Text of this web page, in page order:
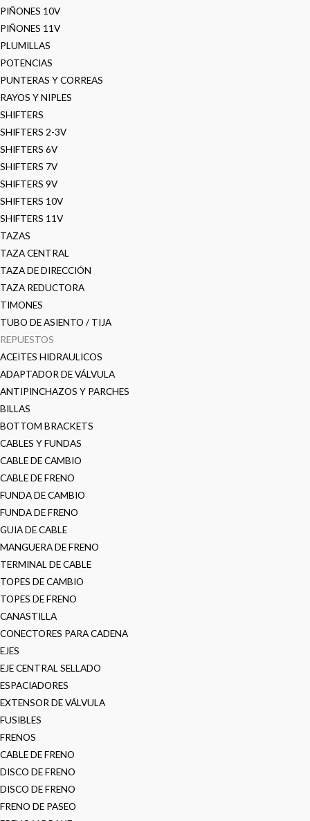
PIÑONES 10V
PIÑONES 11V
PLUMILLAS
POTENCIAS
PUNTERAS Y CORREAS
RAYOS Y NIPLES
SHIFTERS
SHIFTERS 2-3V
SHIFTERS 6V
SHIFTERS 7V
SHIFTERS 9V
SHIFTERS 10V
SHIFTERS 11V
TAZAS
TAZA CENTRAL
TAZA DE DIRECCIÓN
TAZA REDUCTORA
TIMONES
TUBO DE ASIENTO / TIJA
REPUESTOS
ACEITES HIDRAULICOS
ADAPTADOR DE VÁLVULA
ANTIPINCHAZOS Y PARCHES
BILLAS
BOTTOM BRACKETS
CABLES Y FUNDAS
CABLE DE CAMBIO
CABLE DE FRENO
FUNDA DE CAMBIO
FUNDA DE FRENO
GUIA DE CABLE
MANGUERA DE FRENO
TERMINAL DE CABLE
TOPES DE CAMBIO
TOPES DE FRENO
CANASTILLA
CONECTORES PARA CADENA
EJES
EJE CENTRAL SELLADO
ESPACIADORES
EXTENSOR DE VÁLVULA
FUSIBLES
FRENOS
CABLE DE FRENO
DISCO DE FRENO
DISCO DE FRENO
FRENO DE PASEO